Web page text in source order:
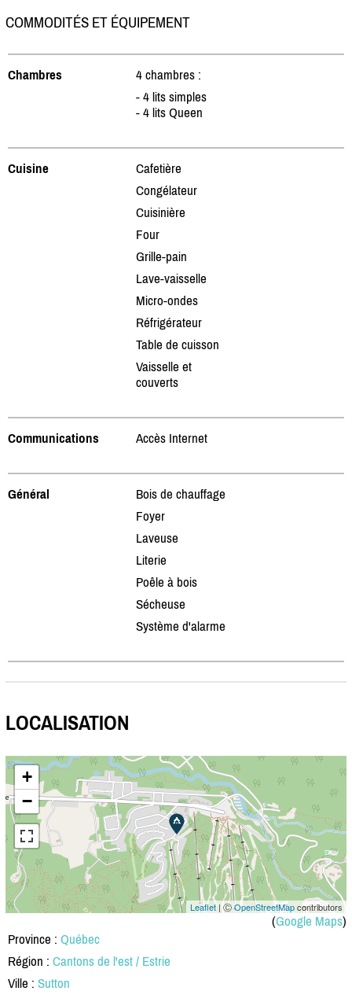
COMMODITÉS ET ÉQUIPEMENT
Chambres
4 chambres :
- 4 lits simples
- 4 lits Queen
Cuisine
Cafetière
Congélateur
Cuisinière
Four
Grille-pain
Lave-vaisselle
Micro-ondes
Réfrigérateur
Table de cuisson
Vaisselle et
couverts
Communications Accès Internet
Général
Bois de chauffage
Foyer
Laveuse
Literie
Poêle à bois
Sécheuse
Système d'alarme
LOCALISATION
+
−
Leaflet | ⒸOpenStreetMapcontributors
(Google Maps)
Province : Québec
Région : Cantons de l'est / Estrie
Ville : Sutton